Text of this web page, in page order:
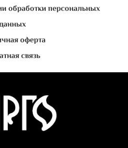
обработки персональных
оферта
связь